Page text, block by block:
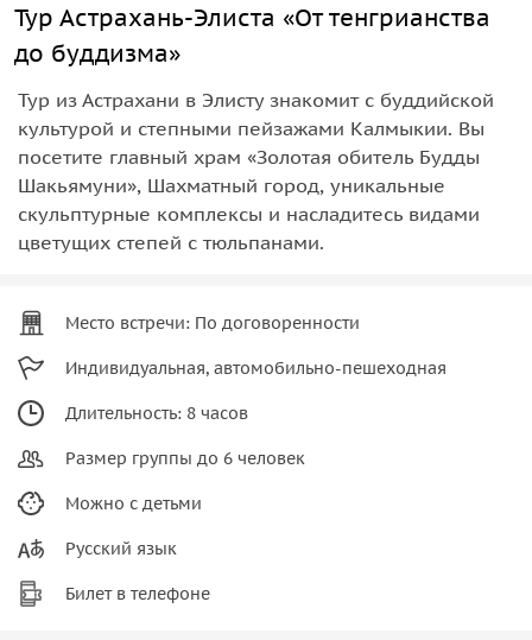
Тур Астрахань-Элиста «От тенгрианства
до буддизма»
Тур из Астрахани в Элисту знакомит с буддийской
культурой и степными пейзажами Калмыкии. Вы
посетите главный храм «Золотая обитель Будды
Шакьямуни», Шахматный город, уникальные
скульптурные комплексы и насладитесь видами
цветущих степей с тюльпанами.
Место встречи: По договоренности
Индивидуальная, автомобильно-пешеходная
Длительность: 8 часов
Размер группы до 6 человек
Можно с детьми
Русский язык
Билет в телефоне